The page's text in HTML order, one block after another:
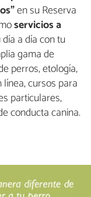
en su Reserva
servicios a
a día con tu
gama de
perros, etología,
cursos para
particulares,
conducta canina.